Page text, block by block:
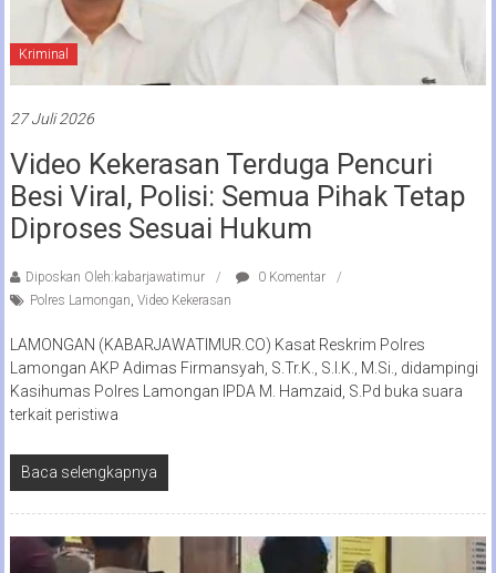
Kriminal
27 Juli 2026
Video Kekerasan Terduga Pencuri
Besi Viral, Polisi: Semua Pihak Tetap
Diproses Sesuai Hukum
Diposkan Oleh:kabarjawatimur
0 Komentar
Polres Lamongan Video Kekerasan
LAMONGAN (KABARJAWATIMUR.CO) Kasat Reskrim Polres
Lamongan AKP Adimas Firmansyah, S.Tr.K., S.I.K., M.Si., didampingi
Kasihumas Polres Lamongan IPDA M. Hamzaid, S.Pd buka suara
terkait peristiwa
Baca selengkapnya